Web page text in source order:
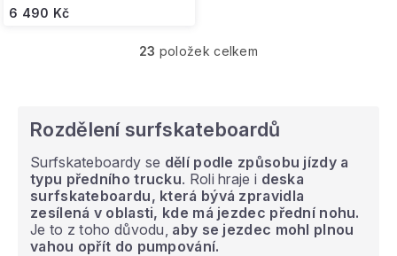
6 490 Kč
O
d
a
c
í
p
r
v
k
23 položek celkem
Rozdělení surfskateboardů
Surfskateboardy se dělí podle způsobu jízdy a
typu předního trucku. Roli hraje i deska
surfskateboardu, která bývá zpravidla
zesílená v oblasti, kde má jezdec přední nohu.
Je to z toho důvodu, aby se jezdec mohl plnou
vahou opřít do pumpování.